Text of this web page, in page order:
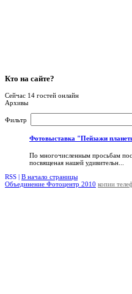
Кто на сайте?
Сейчас 14 гостей онлайн
Архивы
Фильтр
Фотовыставка "Пейзажи
По многочисленным просьбам
посвященая нашей удивительн...
RSS | В начало страницы
Объединение Фотоцентр 2010 копии